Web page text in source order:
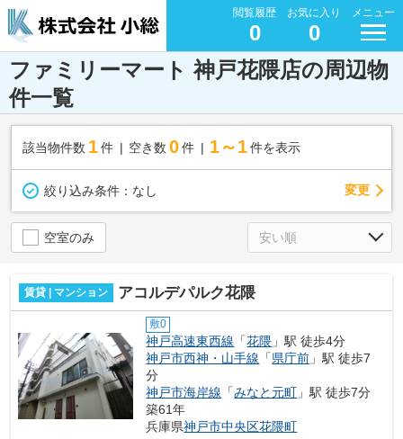
閲覧履歴
0
お気に入り
0
メニュー
ファミリーマート 神戸花隈店の周辺物
件一覧
該当物件数 1件 空き数 0 件 1～1 件を表示
絞り込み条件： なし 変更
空室のみ
賃貸 | マンション アコルデパルク花隈
敷0
神戸高速東西線 「花隈 」駅 徒歩4分
神戸市西神・山手線 「県庁前 」駅 徒歩7
分
神戸市海岸線 「みなと元町 」駅 徒歩7分
築61年
兵庫県神戸市中央区花隈町